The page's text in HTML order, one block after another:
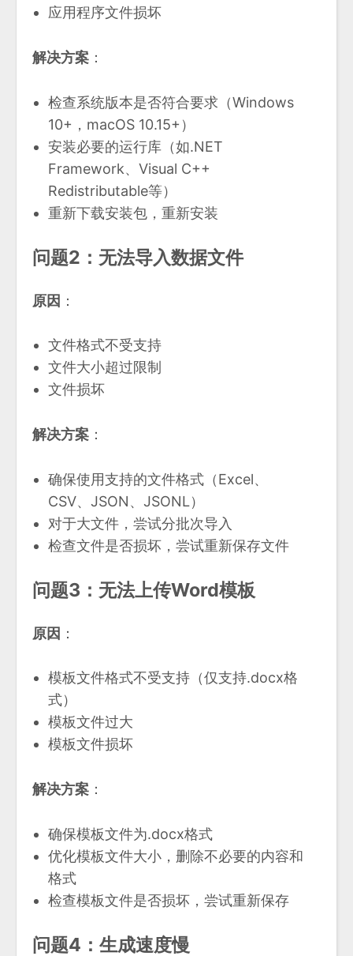
应用程序文件损坏
解决方案 ：
检查系统版本是否符合要求（Windows
10+，macOS 10.15+）
安装必要的运行库（如.NET
Framework、Visual C++
Redistributable等）
重新下载安装包，重新安装
问题2：无法导入数据文件
原因 ：
文件格式不受支持
文件大小超过限制
文件损坏
解决方案 ：
确保使用支持的文件格式（Excel、
CSV、JSON、JSONL）
对于大文件，尝试分批次导入
检查文件是否损坏，尝试重新保存文件
问题3：无法上传Word模板
原因 ：
模板文件格式不受支持（仅支持.docx格
式）
模板文件过大
模板文件损坏
解决方案 ：
确保模板文件为.docx格式
优化模板文件大小，删除不必要的内容和
格式
检查模板文件是否损坏，尝试重新保存
问题4：生成速度慢